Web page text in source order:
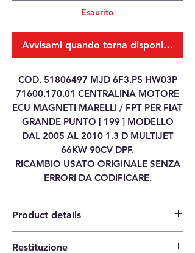
Esaurito
Avvisami quando torna disponibile
COD. 51806497 MJD 6F3.P5 HW03P
71600.170.01 CENTRALINA MOTORE
ECU MAGNETI MARELLI / FPT PER FIAT
GRANDE PUNTO [ 199 ] MODELLO
DAL 2005 AL 2010 1.3 D MULTIJET
66KW 90CV DPF.
RICAMBIO USATO ORIGINALE SENZA
ERRORI DA CODIFICARE.
Product details
Restituzione